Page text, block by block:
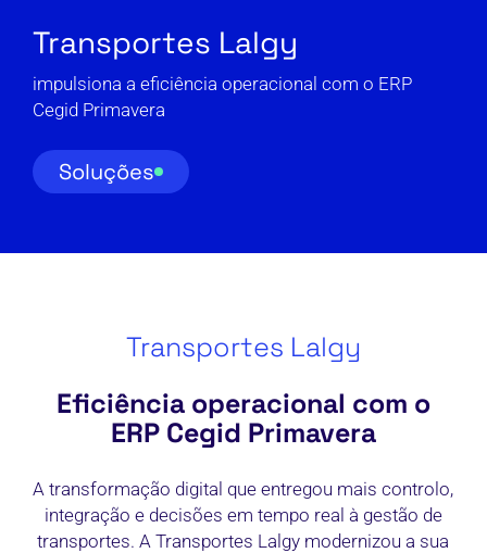
Transportes Lalgy
impulsiona a eficiência operacional com o ERP
Cegid Primavera
Soluções
Transportes Lalgy
Eficiência operacional com o
ERP Cegid Primavera
A transformação digital que entregou mais controlo,
integração e decisões em tempo real à gestão de
transportes. A Transportes Lalgy modernizou a sua